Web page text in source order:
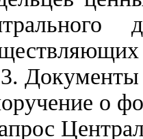
Документы
о